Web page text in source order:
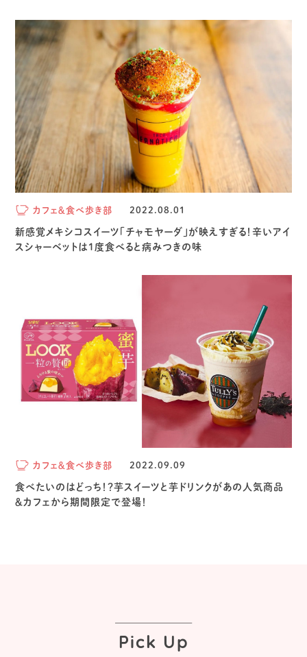
カフェ＆食べ歩き部 2022.08.01
新感覚メキシコスイーツ「チャモヤーダ」が映えすぎる！辛いアイ
スシャーベットは1度食べると病みつきの味
カフェ＆食べ歩き部 2022.09.09
食べたいのはどっち！？芋スイーツと芋ドリンクがあの人気商品
＆カフェから期間限定で登場！
Pick Up